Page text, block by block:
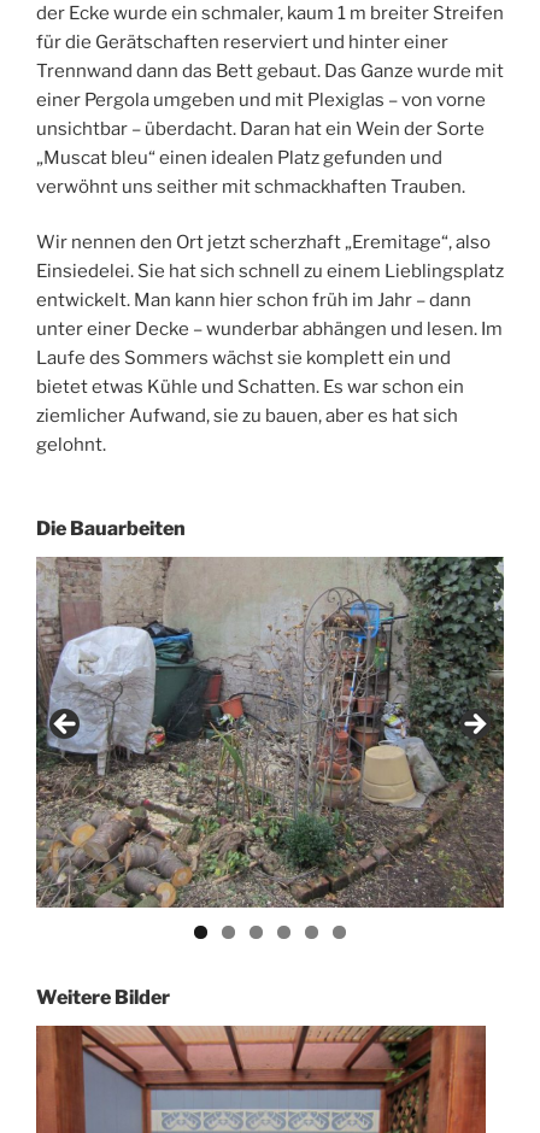
der Ecke wurde ein schmaler, kaum 1 m breiter Streifen
für die Gerätschaften reserviert und hinter einer
Trennwand dann das Bett gebaut. Das Ganze wurde mit
einer Pergola umgeben und mit Plexiglas – von vorne
unsichtbar – überdacht. Daran hat ein Wein der Sorte
„Muscat bleu“ einen idealen Platz gefunden und
verwöhnt uns seither mit schmackhaften Trauben.
Wir nennen den Ort jetzt scherzhaft „Eremitage“, also
Einsiedelei. Sie hat sich schnell zu einem Lieblingsplatz
entwickelt. Man kann hier schon früh im Jahr – dann
unter einer Decke – wunderbar abhängen und lesen. Im
Laufe des Sommers wächst sie komplett ein und
bietet etwas Kühle und Schatten. Es war schon ein
ziemlicher Aufwand, sie zu bauen, aber es hat sich
gelohnt.
Die Bauarbeiten
Weitere Bilder